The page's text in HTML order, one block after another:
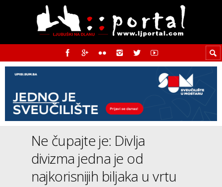
Ne čupajte je: Divlja
divizma jedna je od
najkorisnijih biljaka u vrtu